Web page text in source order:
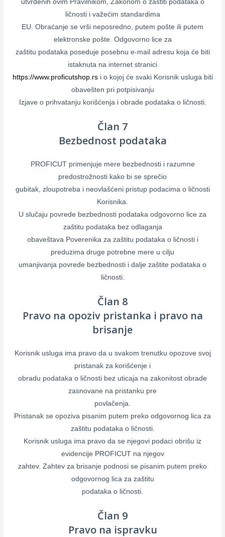
utvrđenih ovim Pravilnikom, Zakonom o zaštiti podataka o
ličnosti i važećim standardima
EU. Obraćanje se vrši neposredno, putem pošte ili putem
elektronske pošte. Odgovorno lice za
zaštitu podataka poseduje posebnu e-mail adresu koja će biti
istaknuta na internet stranici
https://www.proficutshop.rsi o kojoj će svaki Korisnik usluga biti
obavešten pri potpisivanju
Izjave o prihvatanju korišćenja i obrade podataka o ličnosti.
Član 7
Bezbednost podataka
PROFICUT primenjuje mere bezbednosti i razumne
predostrožnosti kako bi se sprečio
gubitak, zloupotreba i neovlašćeni pristup podacima o ličnosti
Korisnika.
U slučaju povrede bezbednosti podataka odgovorno lice za
zaštitu podataka bez odlaganja
obaveštava Poverenika za zaštitu podataka o ličnosti i
preduzima druge potrebne mere u cilju
umanjivanja povrede bezbednosti i dalje zaštite podataka o
ličnosti.
Član 8
Pravo na opoziv pristanka i pravo na
brisanje
Korisnik usluga ima pravo da u svakom trenutku opozove svoj
pristanak za korišćenje i
obradu podataka o ličnosti bez uticaja na zakonitost obrade
zasnovane na pristanku pre
povlačenja.
Pristanak se opoziva pisanim putem preko odgovornog lica za
zaštitu podataka o ličnosti.
Korisnik usluga ima pravo da se njegovi podaci obrišu iz
evidencije PROFICUT na njegov
zahtev. Zahtev za brisanje podnosi se pisanim putem preko
odgovornog lica za zaštitu
podataka o ličnosti.
Član 9
Pravo na ispravku